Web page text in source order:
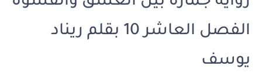
الفصل العاشر 10 بقلم ريناد
يوسف